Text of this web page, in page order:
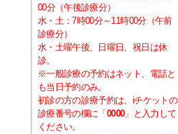
00分（午後診療分）
水・土：7時00分～11時00分（午前
診療分）
水・土曜午後、日曜日、祝日は休
診。
※一般診療の予約はネット、電話と
も当日予約のみ。
初診の方の診療予約は、iチケットの
診療番号の欄に「 0000」と入力して
ください。